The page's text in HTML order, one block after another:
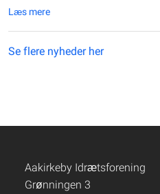
Læs mere
Se flere nyheder her
Aakirkeby Idrætsforening
Grønningen 3